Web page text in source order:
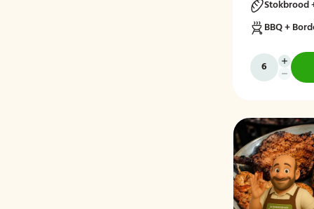
Stokbrood
BBQ +